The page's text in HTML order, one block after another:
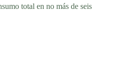
total en no más de seis